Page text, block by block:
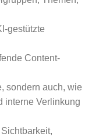
gestützte
Content-
sondern auch, wie
interne Verlinkung